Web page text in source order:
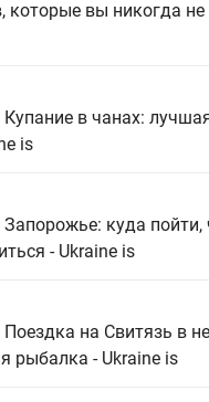
которые вы никогда не
Купание в чанах:
is
Запорожье: куда пойти,
- Ukraine is
Поездка на Свитязь в
рыбалка - Ukraine is